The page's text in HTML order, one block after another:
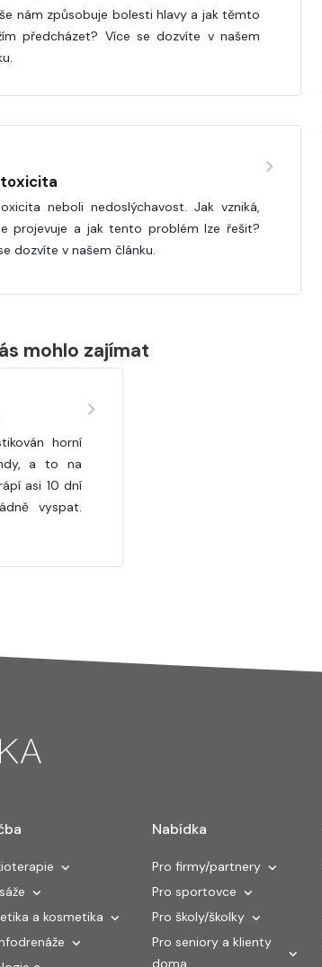
nám způsobuje bolesti hlavy a jak těmto
předcházet? Více se dozvíte v našem
neboli nedoslýchavost. Jak vzniká,
projevuje a jak tento problém lze řešit?
dozvíte v našem článku.
mohlo zajímat
horní
a to na
asi 10 dní
vyspat.
a kosmetika
Nabídka
Pro firmy/partnery
Pro sportovce
Pro školy/školky
Pro seniory a klienty